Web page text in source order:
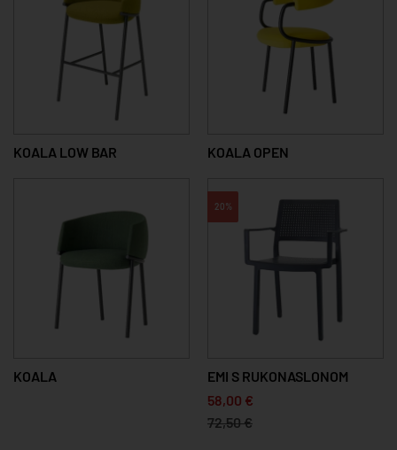
KOALA LOW BAR KOALA OPEN
KOALA
20%
EMI S RUKONASLONOM
58,00 €
72,50 €